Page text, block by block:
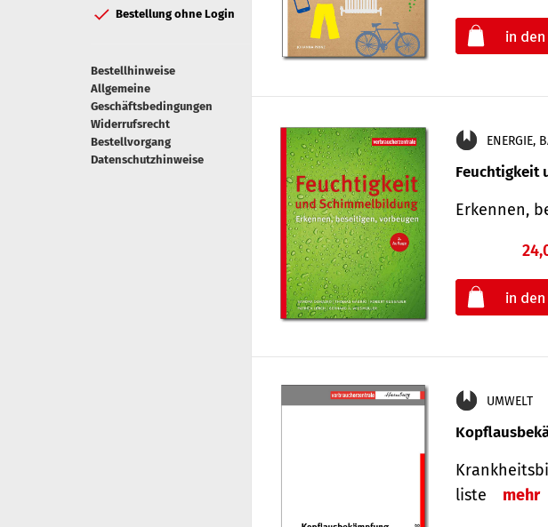
Bestellung ohne Login
Bestellhinweise
Allgemeine
Geschäftsbedingungen
Widerrufsrecht
Bestellvorgang
Datenschutzhinweise
ENERGIE,
Feuchtigkeit
Erkennen,
UMWELT
liste
mehr